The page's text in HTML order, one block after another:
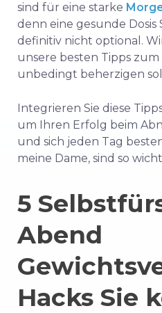
sind für eine starke
denn eine gesunde Dosis
definitiv nicht optional.
unsere besten Tipps zum
unbedingt beherzigen
Integrieren Sie diese
um Ihren Erfolg beim
und sich jeden Tag
meine Dame, sind so
5
Abend
Hacks Sie